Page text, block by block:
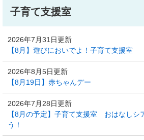
子育て支援室
2026年7月31日更新
【8月】遊びにおいでよ！子育て支援室
2026年8月5日更新
【8月19日】赤ちゃんデー
2026年7月28日更新
【8月の予定】子育て支援室 おはなしシ
う！